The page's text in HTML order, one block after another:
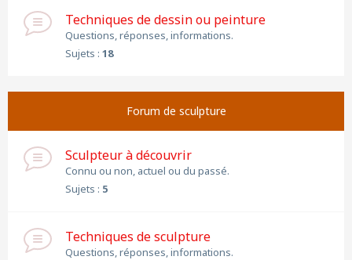
Techniques de dessin ou peinture
Questions, réponses, informations.
Sujets : 18
Forum de sculpture
Sculpteur à découvrir
Connu ou non, actuel ou du passé.
Sujets : 5
Techniques de sculpture
Questions, réponses, informations.